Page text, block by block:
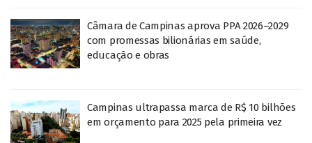
Câmara de Campinas aprova PPA 2026–2029
com promessas bilionárias em saúde,
educação e obras
Campinas ultrapassa marca de R$ 10 bilhões
em orçamento para 2025 pela primeira vez